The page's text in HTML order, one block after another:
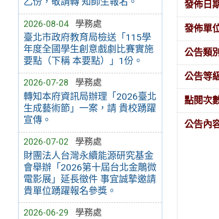
2026-08-04 學務處
臺北市政府教育局檢送「115學
年度全國學生創意戲劇比賽實施
要點（下稱 本要點）」1份。
2026-07-28 學務處
轉知本府資訊局辦理「2026臺北
生成藝術節」一案，請 貴校踴躍
宣傳。
2026-07-02 學務處
財團法人台灣永續能源研究基金
會舉辦「2026第十屆台北金鵰微
電影展」延長徵件 事宜誠摯邀請
貴單位踴躍報名參獎。
2026-06-29 學務處
發佈日
發佈單
公告類
公告等
點閱次
公告內